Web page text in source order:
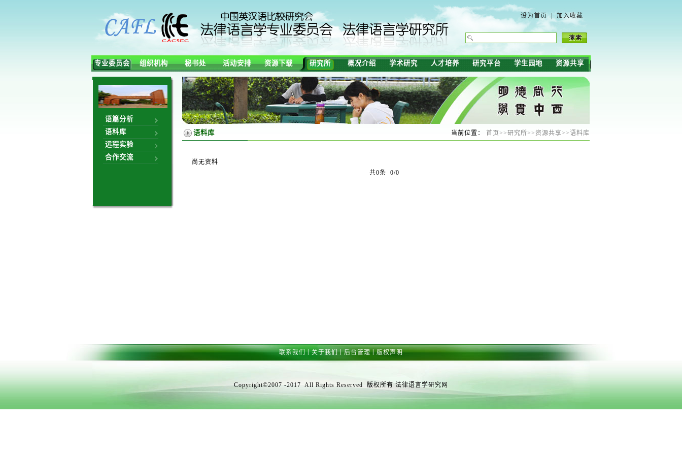
设为首页 | 加入收藏
专业委员会 组织机构 秘书处 活动安排 资源下载 研究所 概况介绍 学术研究 人才培养 研究平台 学生园地 资源共享
语篇分析
语料库
远程实验
合作交流
语料库 当前位置： 首页>>研究所>>资源共享>>语料库
尚无资料
共0条 0/0
联系我们 | 关于我们 | 后台管理 | 版权声明
Copyright©2007 -2017 All Rights Reserved 版权所有 法律语言学研究网